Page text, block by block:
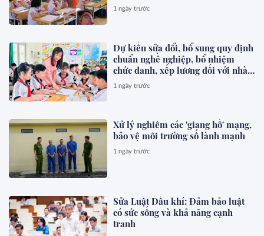
1 ngày trước
Dự kiến sửa đổi, bổ sung quy định
chuẩn nghề nghiệp, bổ nhiệm
chức danh, xếp lương đối với nhà
giáo
1 ngày trước
Xử lý nghiêm các 'giang hồ' mạng,
bảo vệ môi trường số lành mạnh
1 ngày trước
Sửa Luật Dầu khí: Đảm bảo luật
có sức sống và khả năng cạnh
tranh